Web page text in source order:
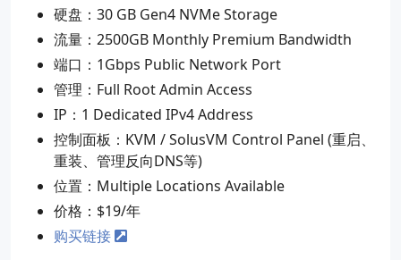
硬盘：30 GB Gen4 NVMe Storage
流量：2500GB Monthly Premium Bandwidth
端口：1Gbps Public Network Port
管理：Full Root Admin Access
IP：1 Dedicated IPv4 Address
控制面板：KVM / SolusVM Control Panel (重启、
重装、管理反向DNS等)
位置：Multiple Locations Available
价格：$19/年
购买链接